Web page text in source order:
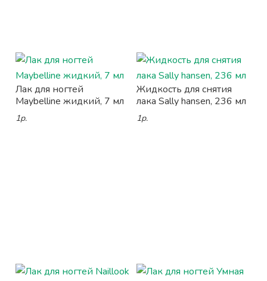
Лак для ногтей
Maybelline жидкий, 7 мл
1р.
Жидкость для снятия
лака Sally hansen, 236 мл
1р.